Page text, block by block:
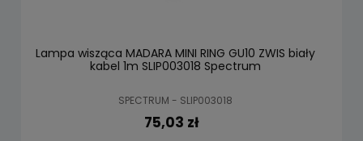
Lampa wisząca MADARA MINI RING GU10 ZWIS biały
kabel 1m SLIP003018 Spectrum
SPECTRUM - SLIP003018
75,03 zł